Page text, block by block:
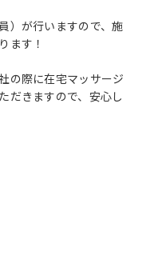
）が行いますので、施
ます！
の際に在宅マッサージ
だきますので、安心し